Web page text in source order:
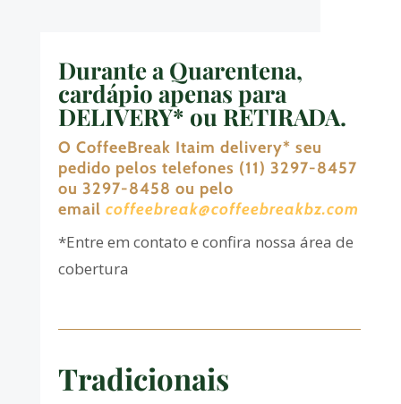
Durantea Quarentena,
cardápio apenas para
DELIVERY* ou RETIRADA.
O CoffeeBreak Itaim delivery* seu
pedido pelos telefones (11) 3297-8457
ou 3297-8458 ou pelo
email coffeebreak@coffeebreakbz.com
*Entre em contato e confira nossa área de
cobertura
Tradicionais